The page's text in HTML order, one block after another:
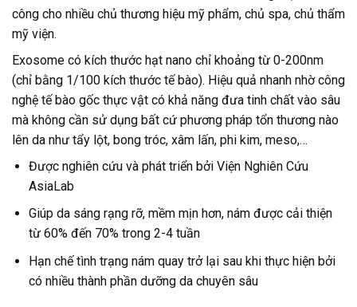
công cho nhiều chủ thương hiệu mỹ phẩm, chủ spa, chủ thẩm
mỹ viện.
Exosome có kích thước hạt nano chỉ khoảng từ 0-200nm
(chỉ bằng 1/100 kích thước tế bào). Hiệu quả nhanh nhờ công
nghệ tế bào gốc thực vật có khả năng đưa tinh chất vào sâu
mà không cần sử dụng bất cứ phương pháp tổn thương nào
lên da như tẩy lột, bong tróc, xâm lấn, phi kim, meso,…
Được nghiên cứu và phát triển bởi Viện Nghiên Cứu
AsiaLab
Giúp da sáng rạng rỡ, mềm mịn hơn, nám được cải thiện
từ 60% đến 70% trong 2-4 tuần
Hạn chế tình trạng nám quay trở lại sau khi thực hiện bởi
có nhiều thành phần dưỡng da chuyên sâu